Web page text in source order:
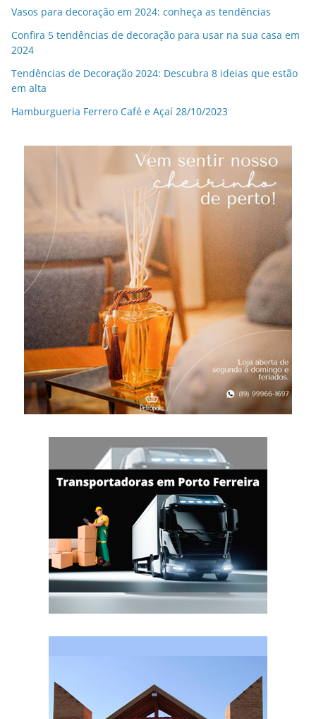
Vasos para decoração em 2024: conheça as tendências
Confira 5 tendências de decoração para usar na sua casa em
2024
Tendências de Decoração 2024: Descubra 8 ideias que estão
em alta
Hamburgueria Ferrero Café e Açaí 28/10/2023